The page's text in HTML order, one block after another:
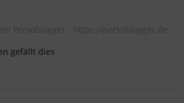
Persoblogger - https://persoblogger.de
gefällt dies